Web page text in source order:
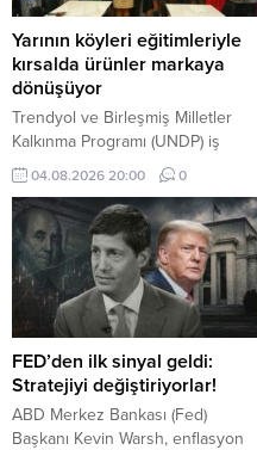
Yarının köyleri eğitimleriyle
kırsalda ürünler markaya
dönüşüyor
Trendyol ve Birleşmiş Milletler
Kalkınma Programı (UNDP) iş
birliğinde yürütülen Yarının
Köyleri Projesi kapsamında,
kırsaldaki üretici, kooperatif ve
işletmelere yönelik kapsamlı
eğitimler devam ediyor.
04.08.2026 20:00 0
FED’den ilk sinyal geldi:
Stratejiyi değiştiriyorlar!
ABD Merkez Bankası (Fed)
Başkanı Kevin Warsh, enflasyon